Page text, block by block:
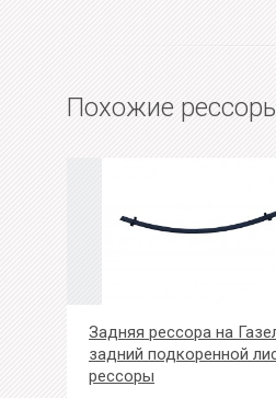
Похожие
Задняя рессора на
задний подкоренной
рессоры